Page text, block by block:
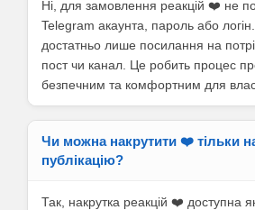
Ні, для замовлення реакцій ❤️ не
Telegram акаунта, пароль або
достатньо лише посилання на
пост чи канал. Це робить процес
безпечним та комфортним для
Чи можна накрутити ❤️ тільки
публікацію?
Так, накрутка реакцій ❤️ доступна